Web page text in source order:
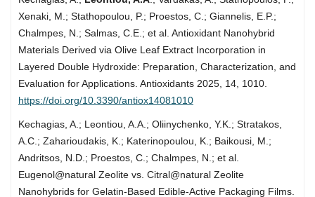
Xenaki, M.; Stathopoulou, P.; Proestos, C.; Giannelis, E.P.;
Chalmpes, N.; Salmas, C.E.; et al. Antioxidant Nanohybrid
Materials Derived via Olive Leaf Extract Incorporation in
Layered Double Hydroxide: Preparation, Characterization, and
Evaluation for Applications. Antioxidants 2025, 14, 1010.
https://doi.org/10.3390/antiox14081010
Kechagias, A.; Leontiou, A.A.; Oliinychenko, Y.K.; Stratakos,
A.C.; Zaharioudakis, K.; Katerinopoulou, K.; Baikousi, M.;
Andritsos, N.D.; Proestos, C.; Chalmpes, N.; et al.
Eugenol@natural Zeolite vs. Citral@natural Zeolite
Nanohybrids for Gelatin-Based Edible-Active Packaging Films.